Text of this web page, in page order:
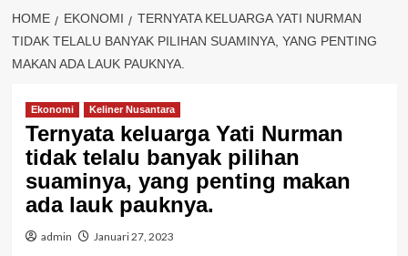
HOME EKONOMI
TERNYATA KELUARGA YATI NURMAN
TIDAK TELALU BANYAK PILIHAN SUAMINYA, YANG PENTING
MAKAN ADA LAUK PAUKNYA.
Ekonomi Keliner Nusantara
Ternyata keluarga Yati Nurman
tidak telalu banyak pilihan
suaminya, yang penting makan
ada lauk pauknya.
admin Januari 27, 2023